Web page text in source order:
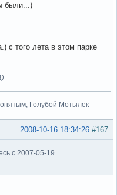
были...)
с того лета в этом парке
Голубой Мотылек
#167
2008-10-16 18:34:26
с 2007-05-19